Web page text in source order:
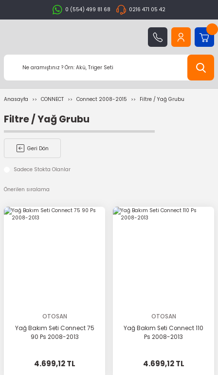
0 (554) 499 81 68 0216 471 05 42
Anasayfa CONNECT Connect 2008-2015 Filtre / Yağ Grubu
Filtre / Yağ Grubu
Geri Dön
Sadece Stokta Olanlar
OTOSAN
Yağ Bakım Seti Connect 75
90 Ps 2008-2013
4.699,12 TL
OTOSAN
Yağ Bakım Seti Connect 110
Ps 2008-2013
4.699,12 TL